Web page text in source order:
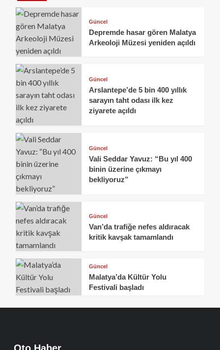
Güncel
Depremde hasar gören Malatya
Arkeoloji Müzesi yeniden açıldı
Güncel
Arslantepe’de 5 bin 400 yıllık
sarayın taht odası ilk kez
ziyarete açıldı
Güncel
Vali Seddar Yavuz: “Bu yıl 400
binin üzerine çıkmayı
bekliyoruz”
Güncel
Van’da trafiğe nefes aldıracak
kritik kavşak tamamlandı
Güncel
Malatya’da Kültür Yolu
Festivali başladı